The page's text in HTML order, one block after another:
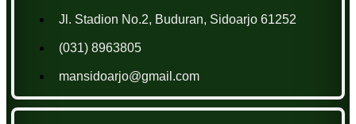
Jl. Stadion No.2, Buduran, Sidoarjo 61252
(031) 8963805
mansidoarjo@gmail.com